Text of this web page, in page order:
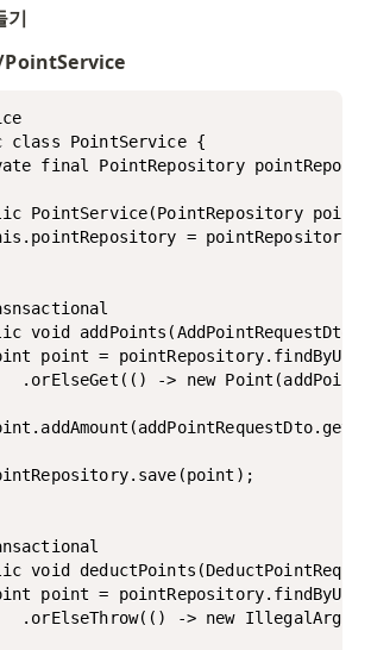
기
class PointService {
final PointRepository
PointService(PointRepository
= pointRepository;
void addPoints(AddPointRequestDto
point =
.orElseGet(() -> new
void
point =
.orElseThrow(() -> new